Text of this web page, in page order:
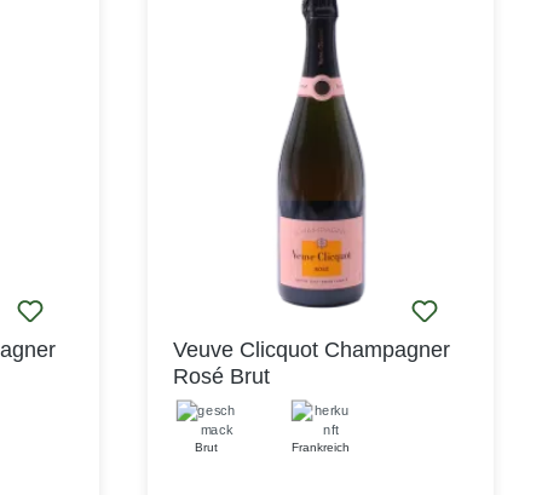
begeistert der Grande Cuvée mit einer
beeindruckenden Frische und einer
lebendigen Säurestruktur, die perfekt
mit seiner samtigen, cremigen Textur
harmoniert. Im Abgang zeigt sich der
Réserve Brut angenehm trocken, bei
einem insgesamt langen und
eleganten Finale.
Veuve Clicquot Champagner
Rosé Brut
Brut Frankreich